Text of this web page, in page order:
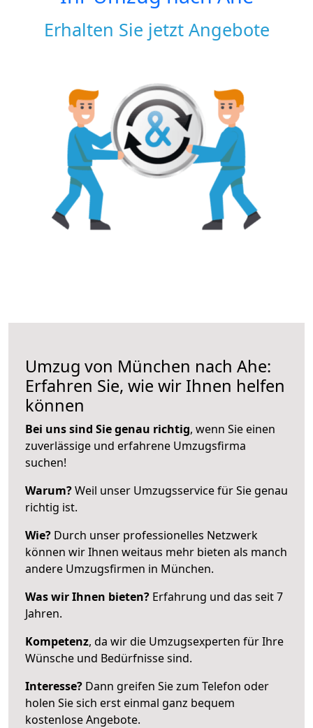
Erhalten Sie jetzt Angebote
Umzug von München nach Ahe:
Erfahren Sie, wie wir Ihnen helfen
können
Bei uns sind Sie genau richtig, wenn Sie einen
zuverlässige und erfahrene Umzugsfirma
suchen!
Warum?Weil unser Umzugsservice für Sie genau
richtig ist.
Wie? Durch unser professionelles Netzwerk
können wir Ihnen weitaus mehr bieten als manch
andere Umzugsfirmen in München.
Was wir Ihnen bieten? Erfahrung und das seit 7
Jahren.
Kompetenz, da wir die Umzugsexperten für Ihre
Wünsche und Bedürfnisse sind.
Interesse? Dann greifen Sie zum Telefon oder
holen Sie sich erst einmal ganz bequem
kostenlose Angebote.